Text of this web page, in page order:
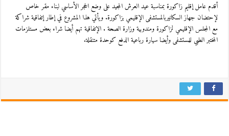
أقدم عامل إقليم زاكورة بمناسبة عيد العرش المجيد على وضع الحجر الأساسي لبناء مقر خاص
لإحتضان جهاز السكانيربالمستشفى الإقليمي بزاكورة. ويأتي هذا المشروع في إطار إتفاقية شراكة
مع المجلس الإقليمي لزاكورة ومندوبية وزارة الصحة . الإتفاقية تهم أيضا شراء بعض مستلزمات
المختبر الطبي للمستشفى وأيضا سيارة رباعية الدفع كوحدة متنقلة.